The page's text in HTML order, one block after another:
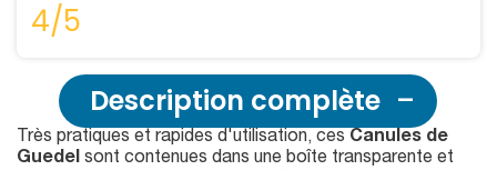
4/5
Description complète
Très pratiques et rapides d'utilisation, ces Canules de
Guedel sont contenues dans une boîte transparente et